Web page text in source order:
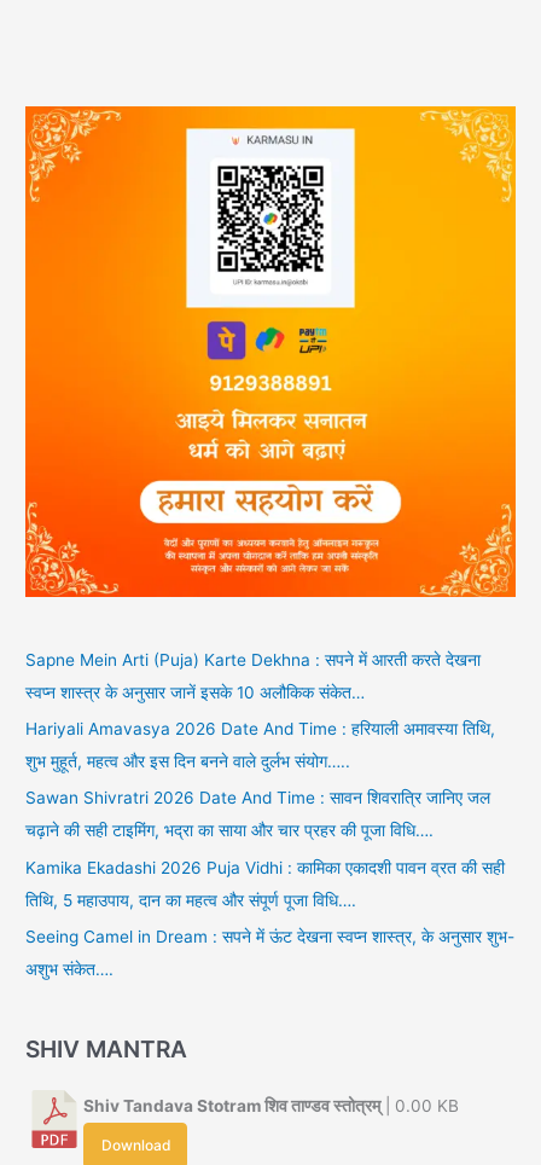
Sapne Mein Arti (Puja) Karte Dekhna : सपने में आरती करते देखना
स्वप्न शास्त्र के अनुसार जानें इसके 10 अलौकिक संकेत…
Hariyali Amavasya 2026 Date And Time : हरियाली अमावस्या तिथि,
शुभ मुहूर्त, महत्व और इस दिन बनने वाले दुर्लभ संयोग…..
Sawan Shivratri 2026 Date And Time : सावन शिवरात्रि जानिए जल
चढ़ाने की सही टाइमिंग, भद्रा का साया और चार प्रहर की पूजा विधि….
Kamika Ekadashi 2026 Puja Vidhi : कामिका एकादशी पावन व्रत की सही
तिथि, 5 महाउपाय, दान का महत्व और संपूर्ण पूजा विधि….
Seeing Camel in Dream : सपने में ऊंट देखना स्वप्न शास्त्र, के अनुसार शुभ-
अशुभ संकेत….
SHIV MANTRA
Shiv Tandava Stotram शिव ताण्डव स्तोत्रम्| 0.00 KB
Download